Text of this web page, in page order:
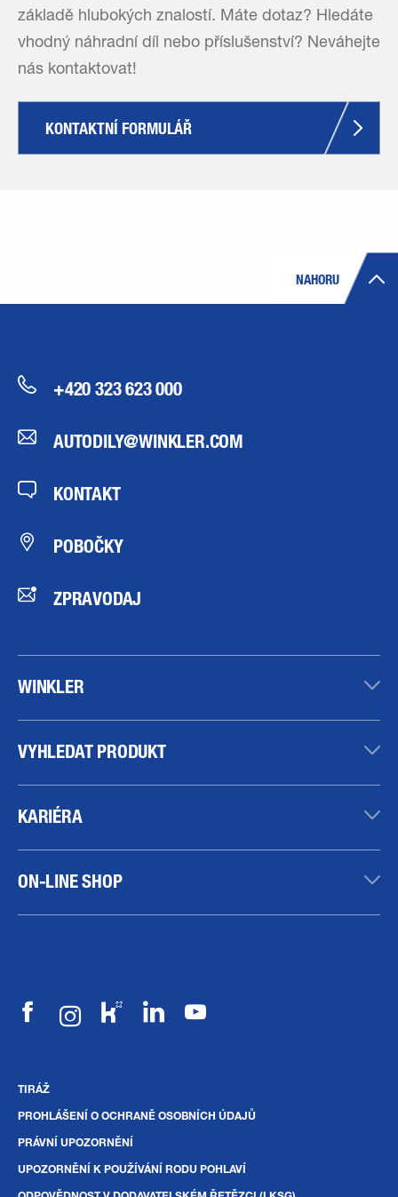
základě hlubokých znalostí. Máte dotaz? Hledáte
vhodný náhradní díl nebo příslušenství? Neváhejte
nás kontaktovat!
KONTAKTNÍ FORMULÁŘ
NAHORU
+420 323 623 000
AUTODILY@WINKLER.COM
KONTAKT
POBOČKY
ZPRAVODAJ
WINKLER
VYHLEDAT PRODUKT
KARIÉRA
ON-LINE SHOP
TIRÁŽ
PROHLÁŠENÍ O OCHRANĚ OSOBNÍCH ÚDAJŮ
PRÁVNÍ UPOZORNĚNÍ
UPOZORNĚNÍ K POUŽÍVÁNÍ RODU POHLAVÍ